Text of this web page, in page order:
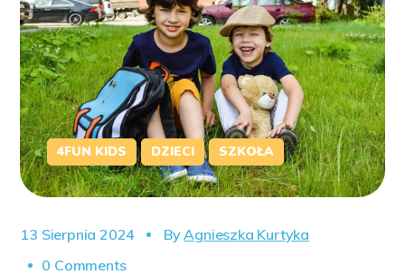
4FUN KIDS DZIECI SZKOŁA
13 Sierpnia 2024 ByAgnieszka Kurtyka
0 Comments